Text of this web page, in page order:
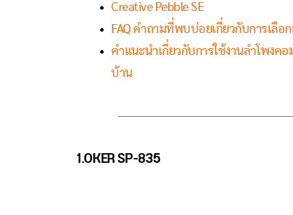
Creative Pebble SE
FAQ คำถามที่พบบ่อยเกี่ยวกับการเลือ
คำแนะนำเกี่ยวกับการใช้งานลำโพงค
บ้าน
1.OKER SP-835